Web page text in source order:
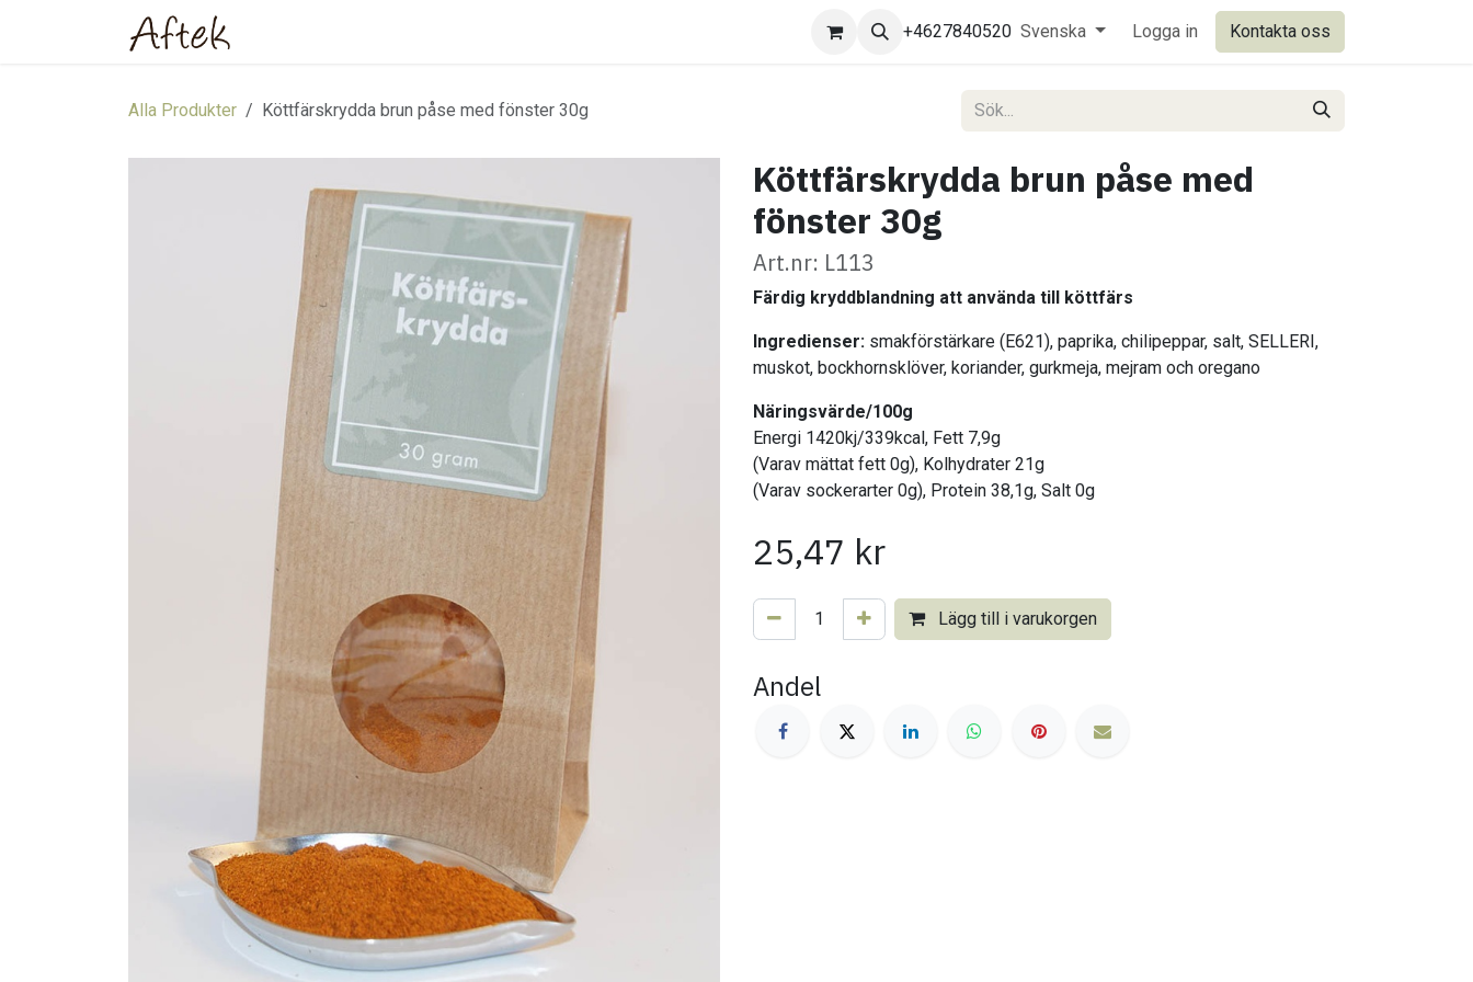
+4627840520 Svenska Logga in Kontakta oss
Alla Produkter Köttfärskrydda brun påse med fönster 30g
Köttfärskrydda brun påse med
fönster 30g
Art.nr: L113
Färdig kryddblandning att använda till köttfärs
Ingredienser: smakförstärkare (E621), paprika, chilipeppar, salt, SELLERI,
muskot, bockhornsklöver, koriander, gurkmeja, mejram och oregano
Näringsvärde/100g
Energi 1420kj/339kcal, Fett 7,9g
(Varav mättat fett 0g), Kolhydrater 21g
(Varav sockerarter 0g), Protein 38,1g, Salt 0g
25,47 kr
Lägg till i varukorgen
Andel